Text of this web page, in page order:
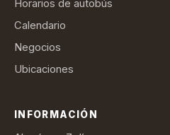
Horarios de autobús
Calendario
Negocios
Ubicaciones
INFORMACIÓN